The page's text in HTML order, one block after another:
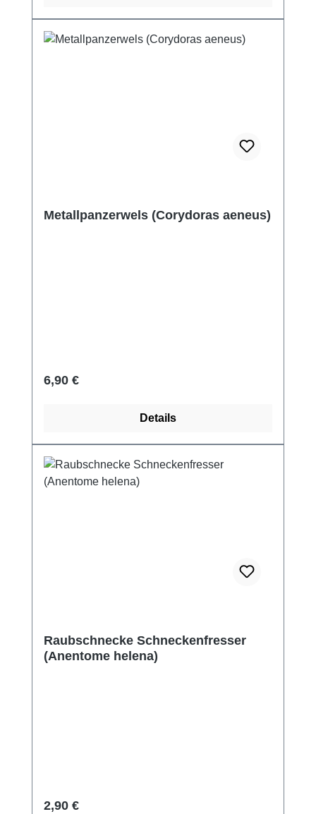
Metallpanzerwels (Corydoras aeneus)
Regulärer Preis:
6,90 €
Details
Raubschnecke Schneckenfresser
(Anentome helena)
Regulärer Preis:
2,90 €